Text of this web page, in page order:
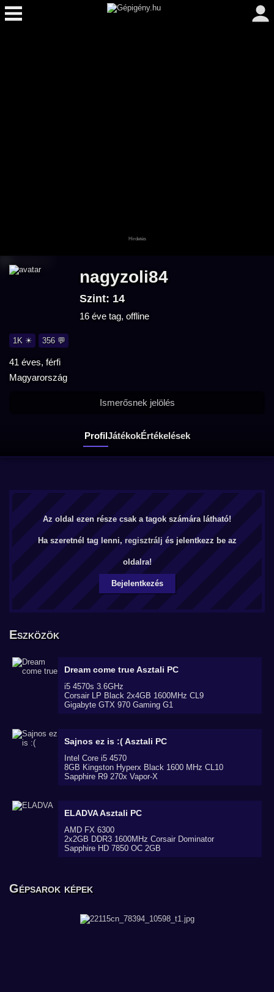
nagyzoli84
Szint: 14
16 éve tag, offline
1K ☀ 356 💬
41 éves, férfi
Magyarország
ProfilJátékokÉrtékelések
Ismerősnek jelölés
Az oldal ezen része csak a tagok számára látható!
Ha szeretnél tag lenni, regisztrálj és jelentkezz be az
oldalra!
Bejelentkezés
Eszközök
Dream come trueAsztali PC
i5 4570s 3.6GHz
Corsair LP Black 2x4GB 1600MHz CL9
Gigabyte GTX 970 Gaming G1
Sajnos ez is :(Asztali PC
Intel Core i5 4570
8GB Kingston Hyperx Black 1600 MHz CL10
Sapphire R9 270x Vapor-X
ELADVAAsztali PC
AMD FX 6300
2x2GB DDR3 1600MHz Corsair Dominator
Sapphire HD 7850 OC 2GB
Gépsarok képek